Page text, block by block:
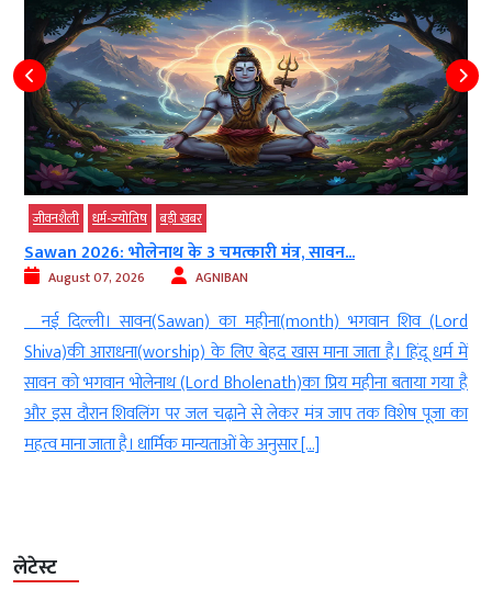
जीवनशैली धर्म-ज्‍योतिष बड़ी खबर
Sawan 2026: भोलेनाथ के 3 चमत्कारी मंत्र, सावन...
August 07, 2026 AGNIBAN
नई दिल्ली। सावन(Sawan) का महीना(month) भगवान शिव (Lord
Shiva)की आराधना(worship) के लिए बेहद खास माना जाता है। हिंदू धर्म में
सावन को भगवान भोलेनाथ (Lord Bholenath)का प्रिय महीना बताया गया है
और इस दौरान शिवलिंग पर जल चढ़ाने से लेकर मंत्र जाप तक विशेष पूजा का
महत्व माना जाता है। धार्मिक मान्यताओं के अनुसार […]
लेटेस्ट